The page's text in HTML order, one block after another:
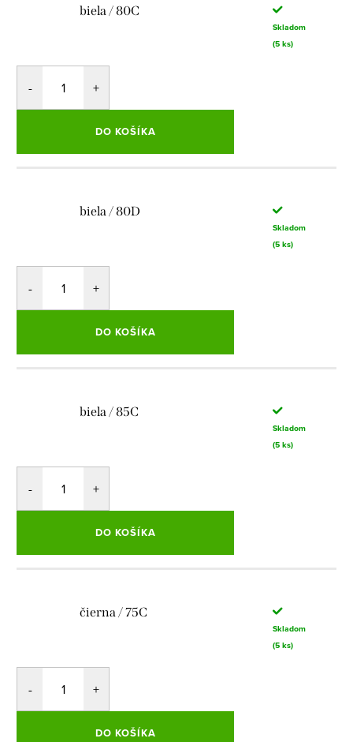
biela / 80C
Skladom
(5 ks)
DO KOŠÍKA
biela / 80D
Skladom
(5 ks)
DO KOŠÍKA
biela / 85C
Skladom
(5 ks)
DO KOŠÍKA
čierna / 75C
Skladom
(5 ks)
DO KOŠÍKA